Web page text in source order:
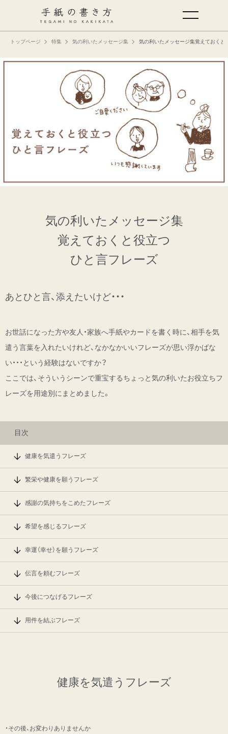
トップページ 特集 気の利いたメッセージ集 気の利いたメッセージ集覚えておくと
気の利いたメッセージ集
覚えておくと役立つ
ひと言フレーズ
あとひと言、添えたいけど・・・
お世話になった方や友人・家族へ手紙やカードを書く時に、相手を気
遣う言葉を入れたいけれど、なかなかいいフレーズが思い浮かばな
い・・・という経験はないですか？
ここでは、そういうシーンで重宝するちょっと気の利いたお役立ちフ
レーズを用途別にまとめました。
目次
健康を気遣うフレーズ
繁栄や健康を願うフレーズ
感謝の気持ちをこめたフレーズ
希望を感じるフレーズ
幸運（幸せ）を願うフレーズ
伝言を頼むフレーズ
今後につなげるフレーズ
用件を結ぶフレーズ
健康を気遣うフレーズ
・その後、お変わりありませんか
手紙の基本
仕事の手紙の書き方
仕事の文例